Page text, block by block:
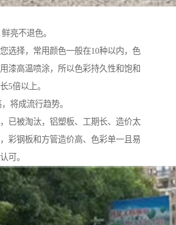
亮不退色。
选择，常用颜色一般在10种以内，色
漆高温喷涂，所以色彩持久性和饱和
5倍以上。
将成流行趋势。
已被淘汰，铝塑板、工期长、造价太
彩钢板和方管造价高、色彩单一且易
可。